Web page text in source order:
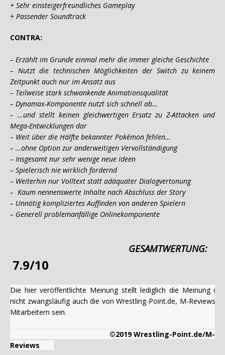
+ Sehr einsteigerfreundliches Gameplay
+ Passender Soundtrack
CONTRA:
– Erzählt im Grunde einmal mehr die immer gleiche Geschichte
– Nutzt die technischen Möglichkeiten der Switch zu keinem
Zeitpunkt auch nur im Ansatz aus
– Teilweise stark schwankende Animationsqualität
– Dynamax-Komponente nutzt sich schnell ab…
– …und stellt keinen gleichwertigen Ersatz zu Z-Attacken und
Mega-Entwicklungen dar
– Weit über die Hälfte bekannter Pokémon fehlen…
– …ohne Option zur anderweitigen Vervollständigung
– Insgesamt nur sehr wenige neue Ideen
– Spielerisch nie wirklich fordernd
– Weiterhin nur Volltext statt adäquater Dialogvertonung
– Kaum nennenswerte Inhalte nach Abschluss der Story
– Unnötig kompliziertes Auffinden von anderen Spielern
– Generell problemanfällige Onlinekomponente
GESAMTWERTUNG:
7.9/10
Die hier veröffentlichte Meinung stellt lediglich die Meinung
nicht zwangsläufig auch die von Wrestling-Point.de, M-Reviews
Mitarbeitern sein.
©2019 Wrestling-Point.de/M-
Reviews